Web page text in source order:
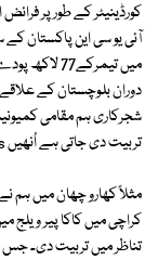
کورڈینیٹر کے طورپر
میں
شجرکاری ہم مقامی
تربیت دی جاتی ہے اُنھیں Incentives دیئے جاتے ہیں۔
مثلاً کھارو چھان میں ہم
کراچی میں کاکا پیر
تناظر میں تربیت دی۔